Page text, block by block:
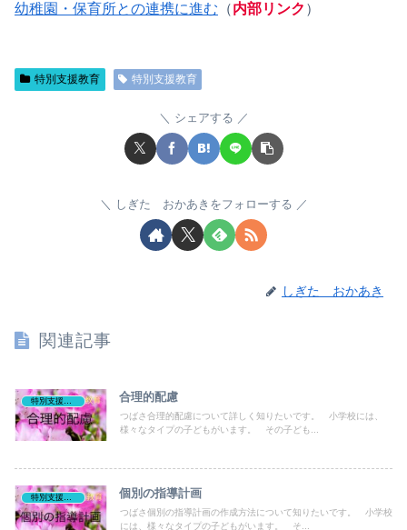
幼稚園・保育所との連携に進む （内部リンク ）
特別支援教育 特別支援教育
シェアする
しぎた おかあきをフォローする
しぎた おかあき
関連記事
特別支援教育 合理的配慮
つばさ合理的配慮について詳しく知りたいです。 小学校には、
様々なタイプの子どもがいます。 その子ども...
特別支援教育 個別の指導計画
つばさ個別の指導計画の作成方法について知りたいです。 小学校
には、様々なタイプの子どもがいます。 そ...